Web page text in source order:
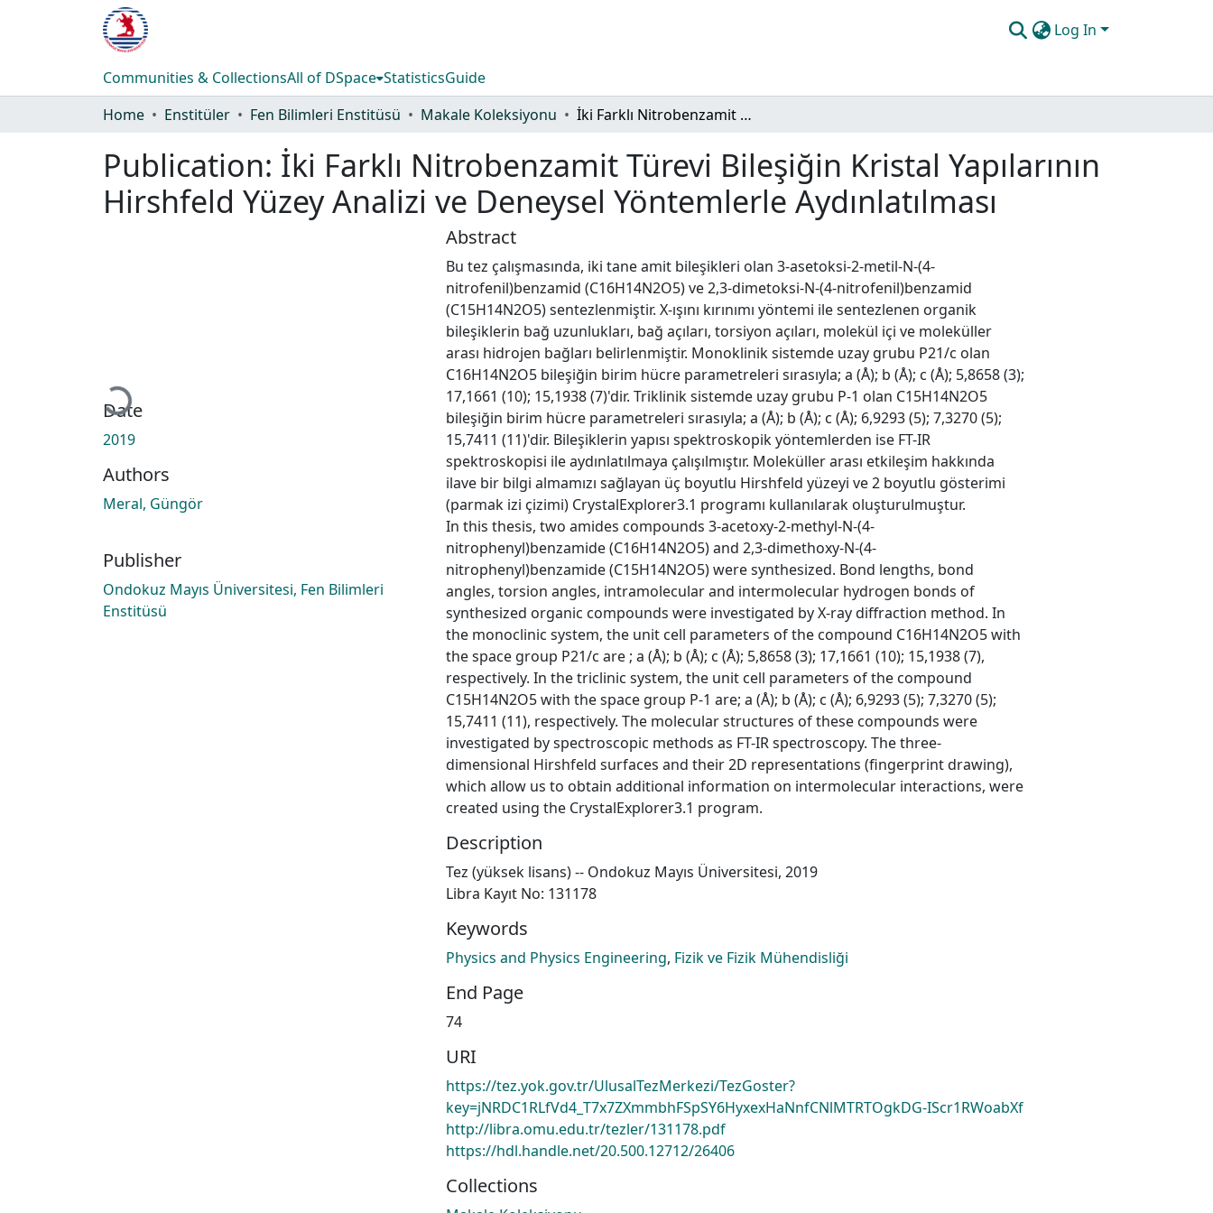
Log In
Communities & CollectionsAll of DSpace StatisticsGuide
Home
Enstitüler Fen Bilimleri Enstitüsü Makale Koleksiyonu İki Farklı Nitrobenzamit Türevi Bileşiğin Kristal Yapılarının Hirshfeld Yüzey Analizi ve Deneysel Yöntemlerle Aydınlatılması
Publication: İki Farklı Nitrobenzamit Türevi Bileşiğin Kristal Yapılarının
Hirshfeld Yüzey Analizi ve Deneysel Yöntemlerle Aydınlatılması
Loading...
Date
2019
Authors
Meral, Güngör
Publisher
Ondokuz Mayıs Üniversitesi, Fen Bilimleri
Enstitüsü
Abstract
Bu tez çalışmasında, iki tane amit bileşikleri olan 3-asetoksi-2-metil-N-(4-
nitrofenil)benzamid (C16H14N2O5) ve 2,3-dimetoksi-N-(4-nitrofenil)benzamid
(C15H14N2O5) sentezlenmiştir. X-ışını kırınımı yöntemi ile sentezlenen organik
bileşiklerin bağ uzunlukları, bağ açıları, torsiyon açıları, molekül içi ve moleküller
arası hidrojen bağları belirlenmiştir. Monoklinik sistemde uzay grubu P21/c olan
C16H14N2O5 bileşiğin birim hücre parametreleri sırasıyla; a (Å); b (Å); c (Å); 5,8658 (3);
17,1661 (10); 15,1938 (7)'dir. Triklinik sistemde uzay grubu P-1 olan C15H14N2O5
bileşiğin birim hücre parametreleri sırasıyla; a (Å); b (Å); c (Å); 6,9293 (5); 7,3270 (5);
15,7411 (11)'dir. Bileşiklerin yapısı spektroskopik yöntemlerden ise FT-IR
spektroskopisi ile aydınlatılmaya çalışılmıştır. Moleküller arası etkileşim hakkında
ilave bir bilgi almamızı sağlayan üç boyutlu Hirshfeld yüzeyi ve 2 boyutlu gösterimi
(parmak izi çizimi) CrystalExplorer3.1 programı kullanılarak oluşturulmuştur.
In this thesis, two amides compounds 3-acetoxy-2-methyl-N-(4-
nitrophenyl)benzamide (C16H14N2O5) and 2,3-dimethoxy-N-(4-
nitrophenyl)benzamide (C15H14N2O5) were synthesized. Bond lengths, bond
angles, torsion angles, intramolecular and intermolecular hydrogen bonds of
synthesized organic compounds were investigated by X-ray diffraction method. In
the monoclinic system, the unit cell parameters of the compound C16H14N2O5 with
the space group P21/c are ; a (Å); b (Å); c (Å); 5,8658 (3); 17,1661 (10); 15,1938 (7),
respectively. In the triclinic system, the unit cell parameters of the compound
C15H14N2O5 with the space group P-1 are; a (Å); b (Å); c (Å); 6,9293 (5); 7,3270 (5);
15,7411 (11), respectively. The molecular structures of these compounds were
investigated by spectroscopic methods as FT-IR spectroscopy. The three-
dimensional Hirshfeld surfaces and their 2D representations (fingerprint drawing),
which allow us to obtain additional information on intermolecular interactions, were
created using the CrystalExplorer3.1 program.
Description
Tez (yüksek lisans) -- Ondokuz Mayıs Üniversitesi, 2019
Libra Kayıt No: 131178
Keywords
Physics and Physics Engineering, Fizik ve Fizik Mühendisliği
End Page
74
URI
https://tez.yok.gov.tr/UlusalTezMerkezi/TezGoster?
key=jNRDC1RLfVd4_T7x7ZXmmbhFSpSY6HyxexHaNnfCNlMTRTOgkDG-IScr1RWoabXf
http://libra.omu.edu.tr/tezler/131178.pdf
https://hdl.handle.net/20.500.12712/26406
Collections